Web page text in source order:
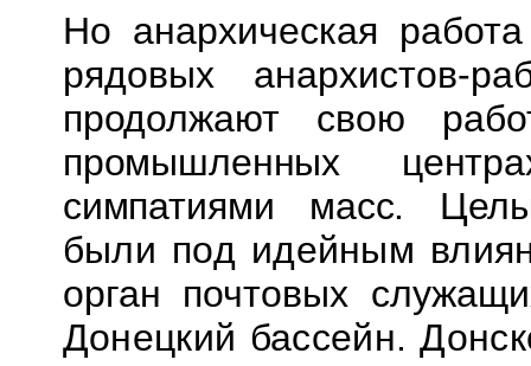
Но анархическая
рядовых анархистов-
продолжают свою
промышленных
симпатиями масс.
были под идейным
орган почтовых
Донецкий бассейн.